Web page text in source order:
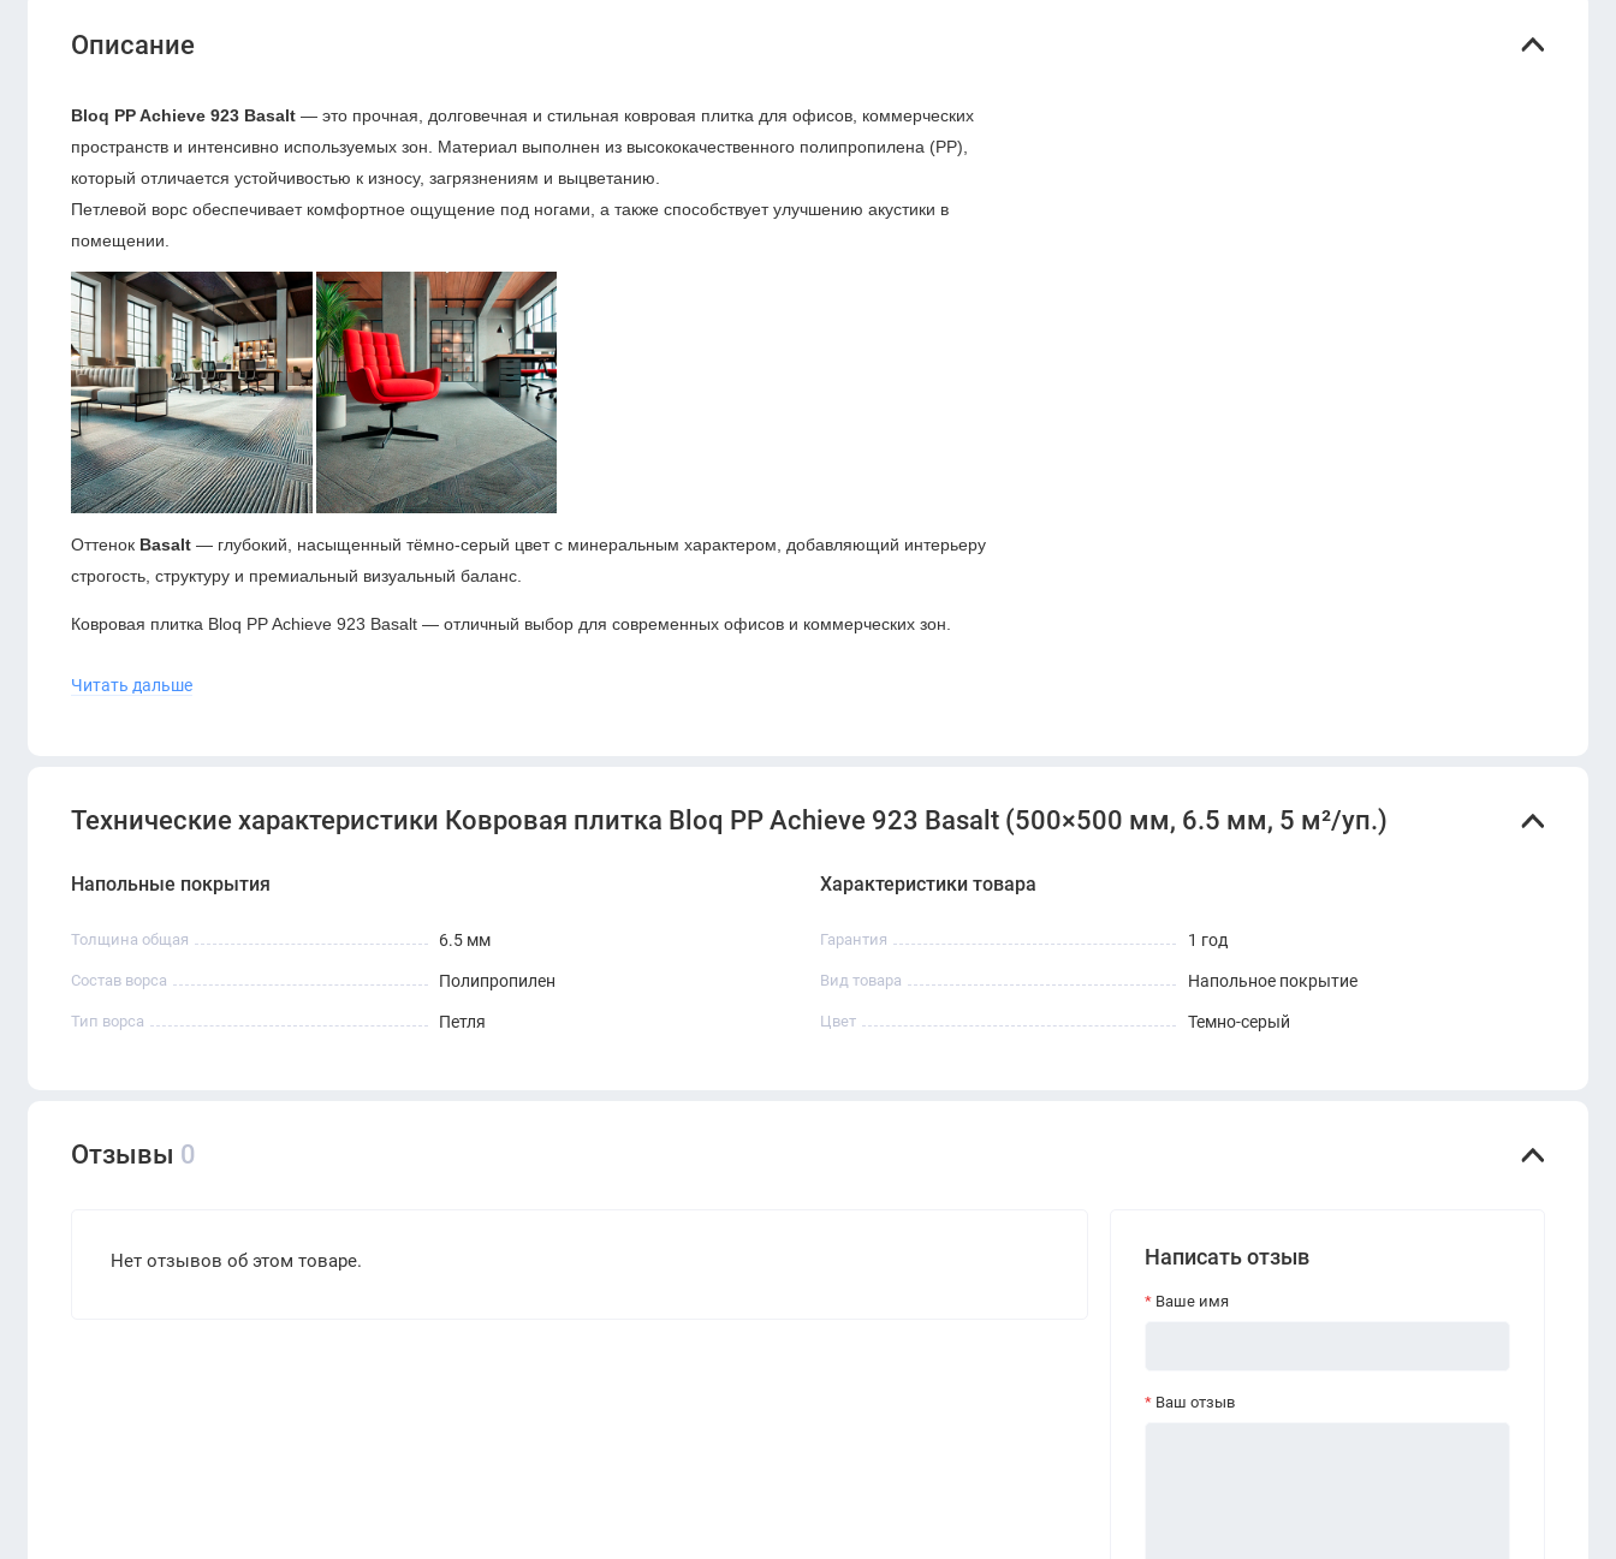
Описание
Bloq PP Achieve 923 Basalt — это прочная, долговечная и стильная ковровая плитка для офисов, коммерческих
пространств и интенсивно используемых зон. Материал выполнен из высококачественного полипропилена (PP),
который отличается устойчивостью к износу, загрязнениям и выцветанию.
Петлевой ворс обеспечивает комфортное ощущение под ногами, а также способствует улучшению акустики в
помещении.
Оттенок Basalt — глубокий, насыщенный тёмно-серый цвет с минеральным характером, добавляющий интерьеру
строгость, структуру и премиальный визуальный баланс.
Ковровая плитка Bloq PP Achieve 923 Basalt — отличный выбор для современных офисов и коммерческих зон.
долговечной и практичной в любых рабочих пространствах.
Читать дальше
Технические характеристики Ковровая плитка Bloq PP Achieve 923 Basalt (500×500 мм, 6.5 мм, 5 м²/уп.)
Напольные покрытия
Толщина общая 6.5 мм
Состав ворса Полипропилен
Тип ворса Петля
Характеристики товара
Гарантия 1 год
Вид товара Напольное покрытие
Цвет Темно-серый
Отзывы 0
Нет отзывов об этом товаре. Написать отзыв
Ваше имя
Ваш отзыв